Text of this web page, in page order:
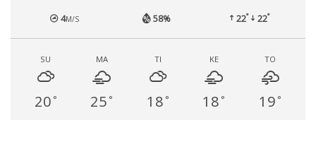
4M/S 58% 22° 22°
SU
20 °
MA
25 °
TI
18 °
KE
18 °
TO
19 °